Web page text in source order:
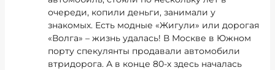
очереди, копили деньги, занимали у
знакомых. Есть модные «Жигули» или дорогая
«Волга» – жизнь удалась! В Москве в Южном
порту спекулянты продавали автомобили
втридорога. А в конце 80-х здесь началась